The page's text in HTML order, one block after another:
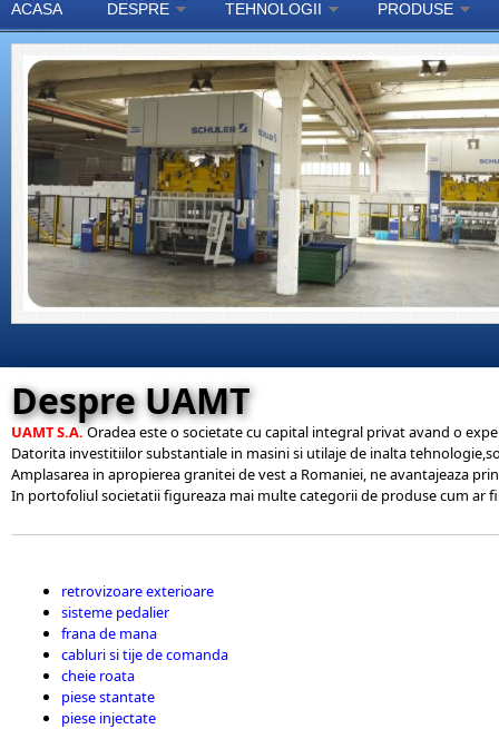
ACASA DESPRE TEHNOLOGII PRODUSE
Despre UAMT
UAMT S.A.Oradea este o societate cu capital integral privat avand o
Datorita investitiilor substantiale in masini si utilaje de inalta
Amplasarea in apropierea granitei de vest a Romaniei, ne avantajeaza
In portofoliul societatii figureaza mai multe categorii de produse cum ar
retrovizoare exterioare
sisteme pedalier
frana de mana
cabluri si tije de comanda
cheie roata
piese stantate
piese injectate